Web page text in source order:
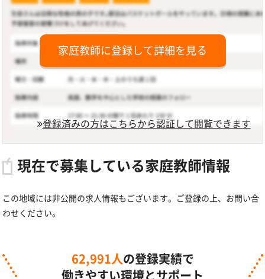
家庭教師に登録して詳細を見る
登録済みの方はこちらから認証して閲覧できます
現在で募集している家庭教師情報
この地域には非公開の求人情報もございます。ご登録の上、お問い合
わせください。
62,991人 の登録実績で
働きやすい環境とサポート